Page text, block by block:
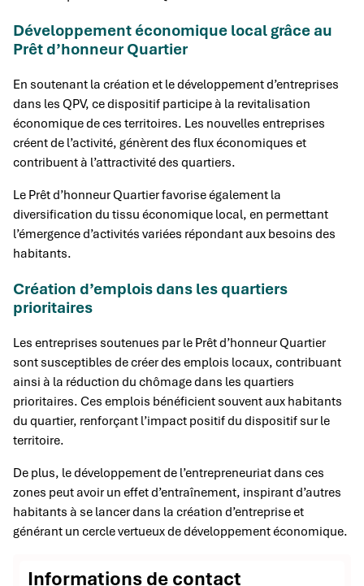
Développement économique local grâce au
Prêt d’honneur Quartier
En soutenant la création et le développement d’entreprises
dans les QPV, ce dispositif participe à la revitalisation
économique de ces territoires. Les nouvelles entreprises
créent de l’activité, génèrent des flux économiques et
contribuent à l’attractivité des quartiers.
Le Prêt d’honneur Quartier favorise également la
diversification du tissu économique local, en permettant
l’émergence d’activités variées répondant aux besoins des
habitants.
Création d’emplois dans les quartiers
prioritaires
Les entreprises soutenues par le Prêt d’honneur Quartier
sont susceptibles de créer des emplois locaux, contribuant
ainsi à la réduction du chômage dans les quartiers
prioritaires. Ces emplois bénéficient souvent aux habitants
du quartier, renforçant l’impact positif du dispositif sur le
territoire.
De plus, le développement de l’entrepreneuriat dans ces
zones peut avoir un effet d’entraînement, inspirant d’autres
habitants à se lancer dans la création d’entreprise et
générant un cercle vertueux de développement économique.
Informations de contact